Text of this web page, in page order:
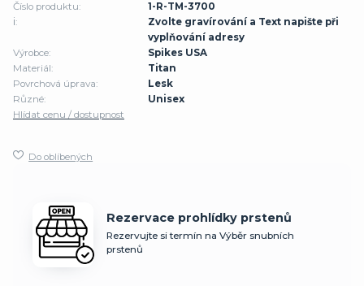
Číslo produktu:
1-R-TM-3700
ℹ️:
Zvolte gravírování a Text napište při
vyplňování adresy
Výrobce:
Spikes USA
Materiál:
Titan
Povrchová úprava:
Lesk
Různé:
Unisex
Hlídat cenu / dostupnost
Do oblíbených
Rezervace prohlídky prstenů
Rezervujte si termín na Výběr snubních
prstenů